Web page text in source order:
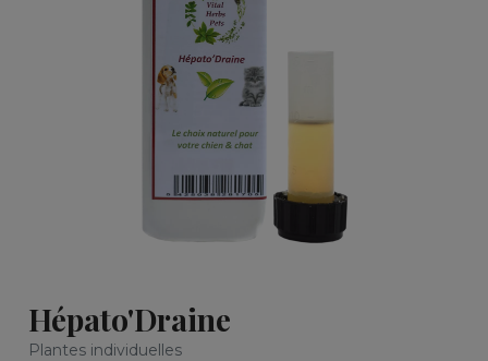
Hépato'Draine
Plantes individuelles